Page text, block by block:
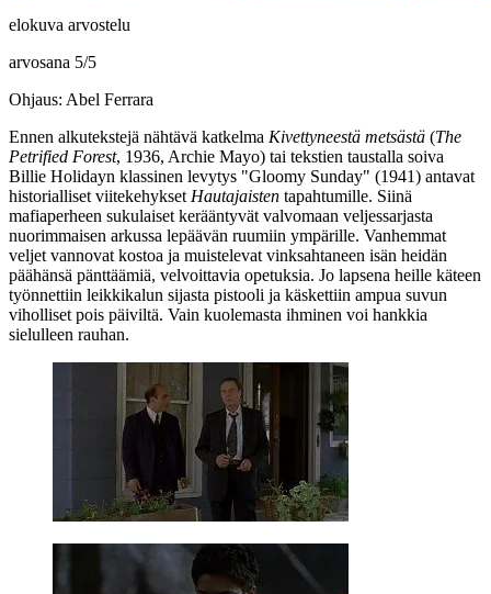
elokuva arvostelu
arvosana 5/5
Ohjaus: Abel Ferrara
Ennen alkutekstejä nähtävä katkelma Kivettyneestä metsästä (The
Petrified Forest, 1936, Archie Mayo) tai tekstien taustalla soiva
Billie Holidayn klassinen levytys "Gloomy Sunday" (1941) antavat
historialliset viitekehykset Hautajaisten tapahtumille. Siinä
mafiaperheen sukulaiset kerääntyvät valvomaan veljessarjasta
nuorimmaisen arkussa lepäävän ruumiin ympärille. Vanhemmat
veljet vannovat kostoa ja muistelevat vinksahtaneen isän heidän
päähänsä pänttäämiä, velvoittavia opetuksia. Jo lapsena heille käteen
työnnettiin leikkikalun sijasta pistooli ja käskettiin ampua suvun
viholliset pois päiviltä. Vain kuolemasta ihminen voi hankkia
sielulleen rauhan.